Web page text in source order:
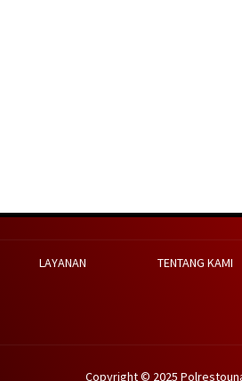
LAYANAN TENTANG KAMI
Copyright © 2025